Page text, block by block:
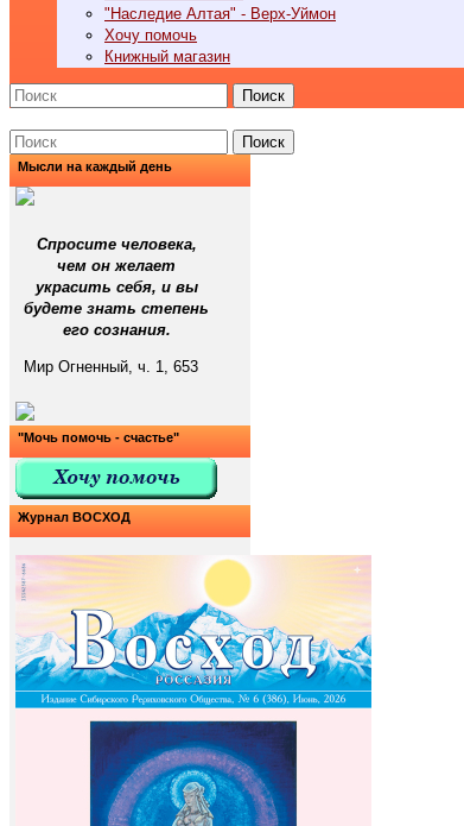
"Наследие Алтая" - Верх-Уймон
Хочу помочь
Книжный магазин
Поиск
Поиск
Мысли на каждый день
Спросите человека,
чем он желает
украсить себя, и вы
будете знать степень
его сознания.
Мир Огненный, ч. 1, 653
"Мочь помочь - счастье"
Журнал ВОСХОД